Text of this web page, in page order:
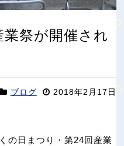
祭が開催され
2018年2月17日
ブログ
の日まつり・第24回産業